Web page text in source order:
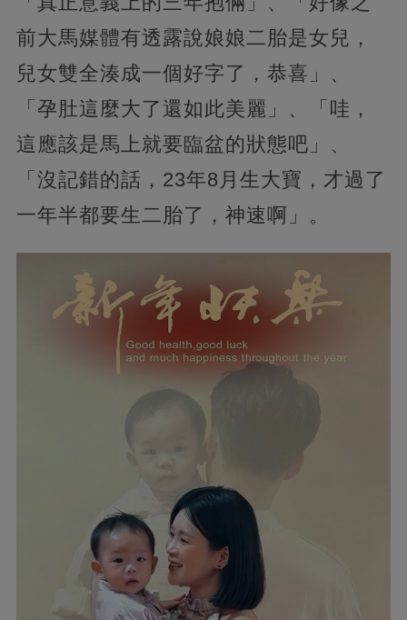
前大馬媒體有透露說娘娘二胎是女兒，
兒女雙全湊成一個好字了，恭喜」、
「孕肚這麼大了還如此美麗」、「哇，
這應該是馬上就要臨盆的狀態吧」、
「沒記錯的話，23年8月生大寶，才過了
一年半都要生二胎了，神速啊」。